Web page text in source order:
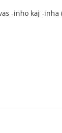
-inho kaj -